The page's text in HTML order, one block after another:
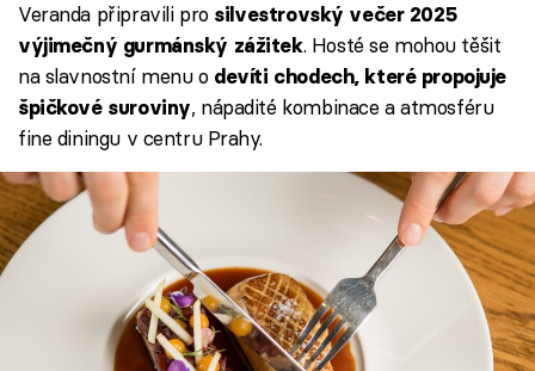
Veranda připravili pro silvestrovský večer 2025
výjimečný gurmánský zážitek. Hosté se mohou těšit
na slavnostní menu o devíti chodech, které propojuje
špičkové suroviny, nápadité kombinace a atmosféru
fine diningu v centru Prahy.